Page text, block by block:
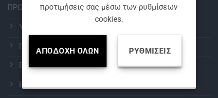
προτιμήσεις σας μέσω των ρυθμίσεων
cookies.
ΑΠΟΔΟΧΉ ΌΛΩΝ ΡΥΘΜΊΣΕΙΣ
ΠΡΟΪΟΝΤΑ
ΥΑΛΟΚΑΘΑΡΙΣΤΗΡΕΣ
ΠΕΡΙΠΟΙΗΣΗ ΑΥΤΟΚΙΝΗΤΟΥ
ΕΞΟΠΛΙΣΜΟΣ ΠΛΥΝΤΗΡΙΩΝ
ΕΠΑΓΓΕΛΜΑΤΙΚΑ ΧΗΜΙΚΑ